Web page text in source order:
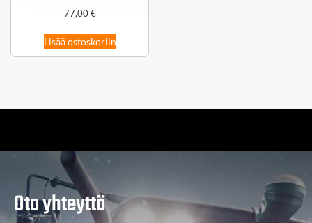
77,00€
Lisää ostoskoriin
Ota yhteyttä